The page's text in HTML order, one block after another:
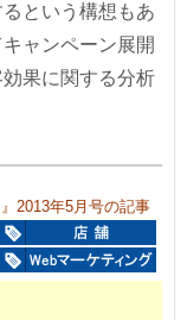
という構想もあ
ャンペーン展開
果に関する分析
2013年5月号の記事